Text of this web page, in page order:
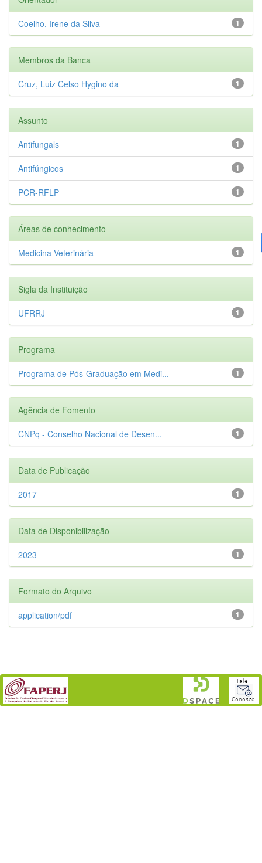
1
Coelho, Irene da Silva
Membros da Banca
1
Cruz, Luiz Celso Hygino da
Assunto
1
Antifungals
1
Antifúngicos
1
PCR-RFLP
Áreas de conhecimento
1
Medicina Veterinária
Sigla da Instituição
1
UFRRJ
Programa
1
Programa de Pós-Graduação em Medi...
Agência de Fomento
1
CNPq - Conselho Nacional de Desen...
Data de Publicação
1
2017
Data de Disponibilização
1
2023
Formato do Arquivo
1
application/pdf